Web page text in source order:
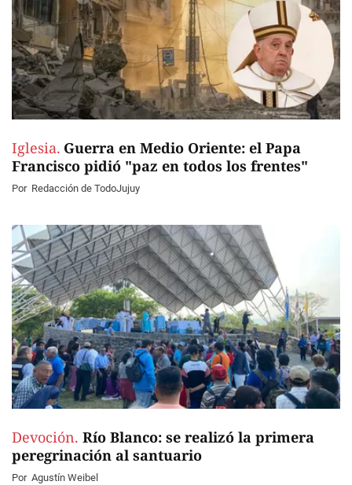
Iglesia. Guerra en Medio Oriente: el Papa
Francisco pidió "paz en todos los frentes"
Por Redacción de TodoJujuy
Devoción. Río Blanco: se realizó la primera
peregrinación al santuario
Por Agustín Weibel